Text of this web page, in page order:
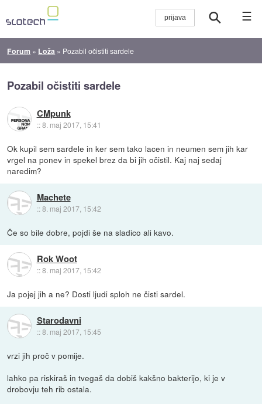
☰
Forum » Loža » Pozabil očistiti sardele
Pozabil očistiti sardele
CMpunk
::8. maj 2017, 15:41
Ok kupil sem sardele in ker sem tako lacen in neumen sem jih kar
vrgel na ponev in spekel brez da bi jih očistil. Kaj naj sedaj
naredim?
Machete
::8. maj 2017, 15:42
Če so bile dobre, pojdi še na sladico ali kavo.
Rok Woot
::8. maj 2017, 15:42
Ja pojej jih a ne? Dosti ljudi sploh ne čisti sardel.
Starodavni
::8. maj 2017, 15:45
vrzi jih proč v pomije.
lahko pa riskiraš in tvegaš da dobiš kakšno bakterijo, ki je v
drobovju teh rib ostala.